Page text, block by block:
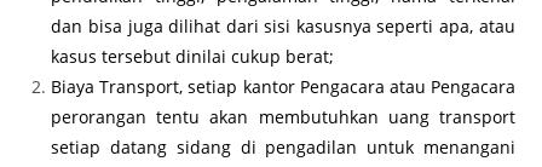
dan bisa juga dilihat dari sisi kasusnya seperti apa, atau
kasus tersebut dinilai cukup berat;
Biaya Transport, setiap kantor Pengacara atau Pengacara
perorangan tentu akan membutuhkan uang transport
setiap datang sidang di pengadilan untuk menangani